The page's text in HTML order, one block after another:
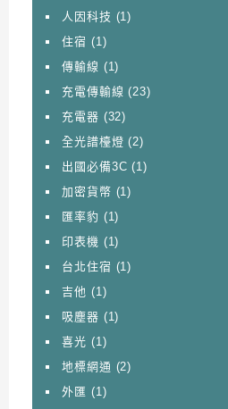
人因科技 (1)
住宿 (1)
傳輸線 (1)
充電傳輸線 (23)
充電器 (32)
全光譜檯燈 (2)
出國必備3C (1)
加密貨幣 (1)
匯率豹 (1)
印表機 (1)
台北住宿 (1)
吉他 (1)
吸塵器 (1)
喜光 (1)
地標網通 (2)
外匯 (1)